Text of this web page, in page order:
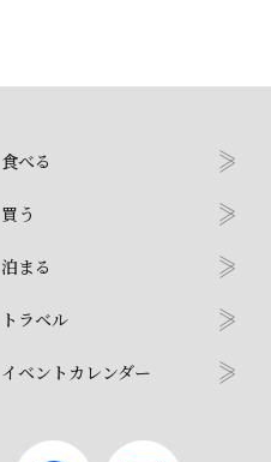
食べる
買う
泊まる
トラベル
イベントカレンダー